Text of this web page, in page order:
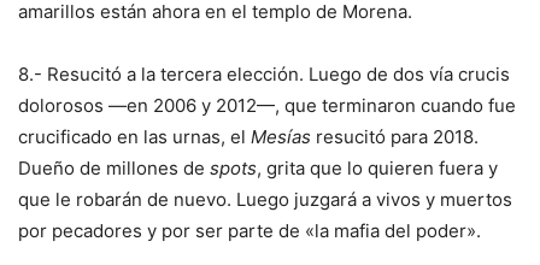
amarillos están ahora en el templo de Morena.
8.- Resucitó a la tercera elección. Luego de dos vía crucis
dolorosos —en 2006 y 2012—, que terminaron cuando fue
crucificado en las urnas, el Mesías resucitó para 2018.
Dueño de millones de spots, grita que lo quieren fuera y
que le robarán de nuevo. Luego juzgará a vivos y muertos
por pecadores y por ser parte de «la mafia del poder».